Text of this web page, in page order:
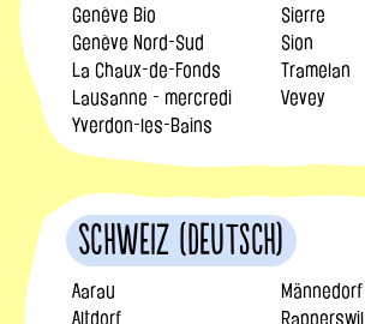
Genève Bio
Genève Nord-Sud
La Chaux-de-Fonds
Lausanne - mercredi
Sierre
Sion
Tramelan
Vevey
Yverdon-les-Bains
Schweiz (Deutsch)
Aarau
Altdorf
Männedorf
Rapperswil